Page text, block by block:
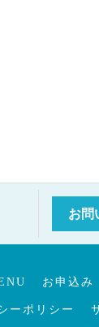
お問
お申込み
ーポリシー